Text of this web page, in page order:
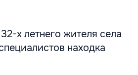
х летнего жителя села
находка